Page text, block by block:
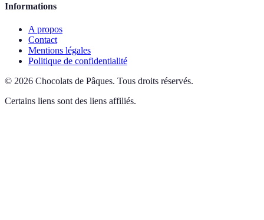
Informations
A propos
Contact
Mentions légales
Politique de confidentialité
© 2026 Chocolats de Pâques. Tous droits réservés.
Certains liens sont des liens affiliés.